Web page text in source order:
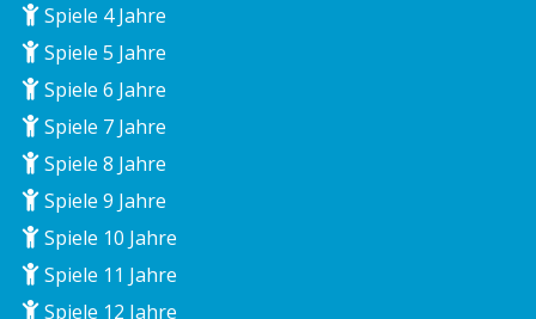
Spiele 4 Jahre
Spiele 5 Jahre
Spiele 6 Jahre
Spiele 7 Jahre
Spiele 8 Jahre
Spiele 9 Jahre
Spiele 10 Jahre
Spiele 11 Jahre
Spiele 12 Jahre